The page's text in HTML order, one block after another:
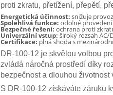
proti zkratu, přetížení, přepětí,
Energetická účinnost: snižuje
Spolehlivá funkce: odolné provedení
Bezpečné řešení: ochrana proti
Univerzální vstup: široký rozsah AC/
Certifikace: plná shoda s
DR-100-12 je skvělou volbou
zvládá náročná prostředí díky
bezpečnost a dlouhou životnost
S DR-100-12 získáváte záruku